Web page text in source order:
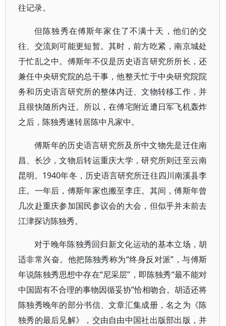
往记录。
但陈独秀在傅斯年家住了不满十天，他们的交
往、交流则可能更短暂。其时，前方吃紧，南京城处
于忙乱之中。傅斯年不仅是历史语言研究所所长，还
兼任中央研究院的总干事，他整天忙于中央研究院院
务和历史语言研究所的整体内迁、文物转移工作，并
且很快随所内迁。所以，在傅宅附近遭日军飞机轰炸
之后，陈独秀遂转居陈中凡家中。
傅斯年的历史语言研究所及所中文物先是迁住南
昌、长沙，文物后转运重庆大学，研究所则迁至云南
昆明。1940年冬，历史语言研究所迁往四川南溪县李
庄。一年后，傅斯年家也搬至李庄。其间，傅斯年曾
几次赴重庆参加国民参议会的大会，但似乎并未前去
江津探访陈独秀。
对于晚年陈独秀回归新文化运动的基本立场，胡
适非常兴奋。他把陈独秀称为“终身反对派”，与傅斯
年说陈独秀思想中存在“尼采层”，即陈独秀“最不能对
中国固有不合理的事物因循妥协”恰相吻合。胡适还将
陈独秀晚年的部分书信、文章汇集成册，名之为《陈
独秀的最后见解》，交由自由中国社出版部出版，并